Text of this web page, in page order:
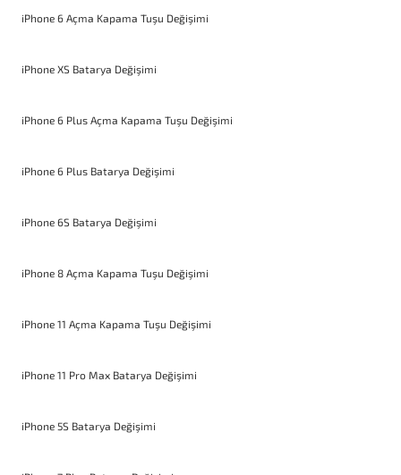
iPhone 6 Açma Kapama Tuşu Değişimi
iPhone XS Batarya Değişimi
iPhone 6 Plus Açma Kapama Tuşu Değişimi
iPhone 6 Plus Batarya Değişimi
iPhone 6S Batarya Değişimi
iPhone 8 Açma Kapama Tuşu Değişimi
iPhone 11 Açma Kapama Tuşu Değişimi
iPhone 11 Pro Max Batarya Değişimi
iPhone 5S Batarya Değişimi